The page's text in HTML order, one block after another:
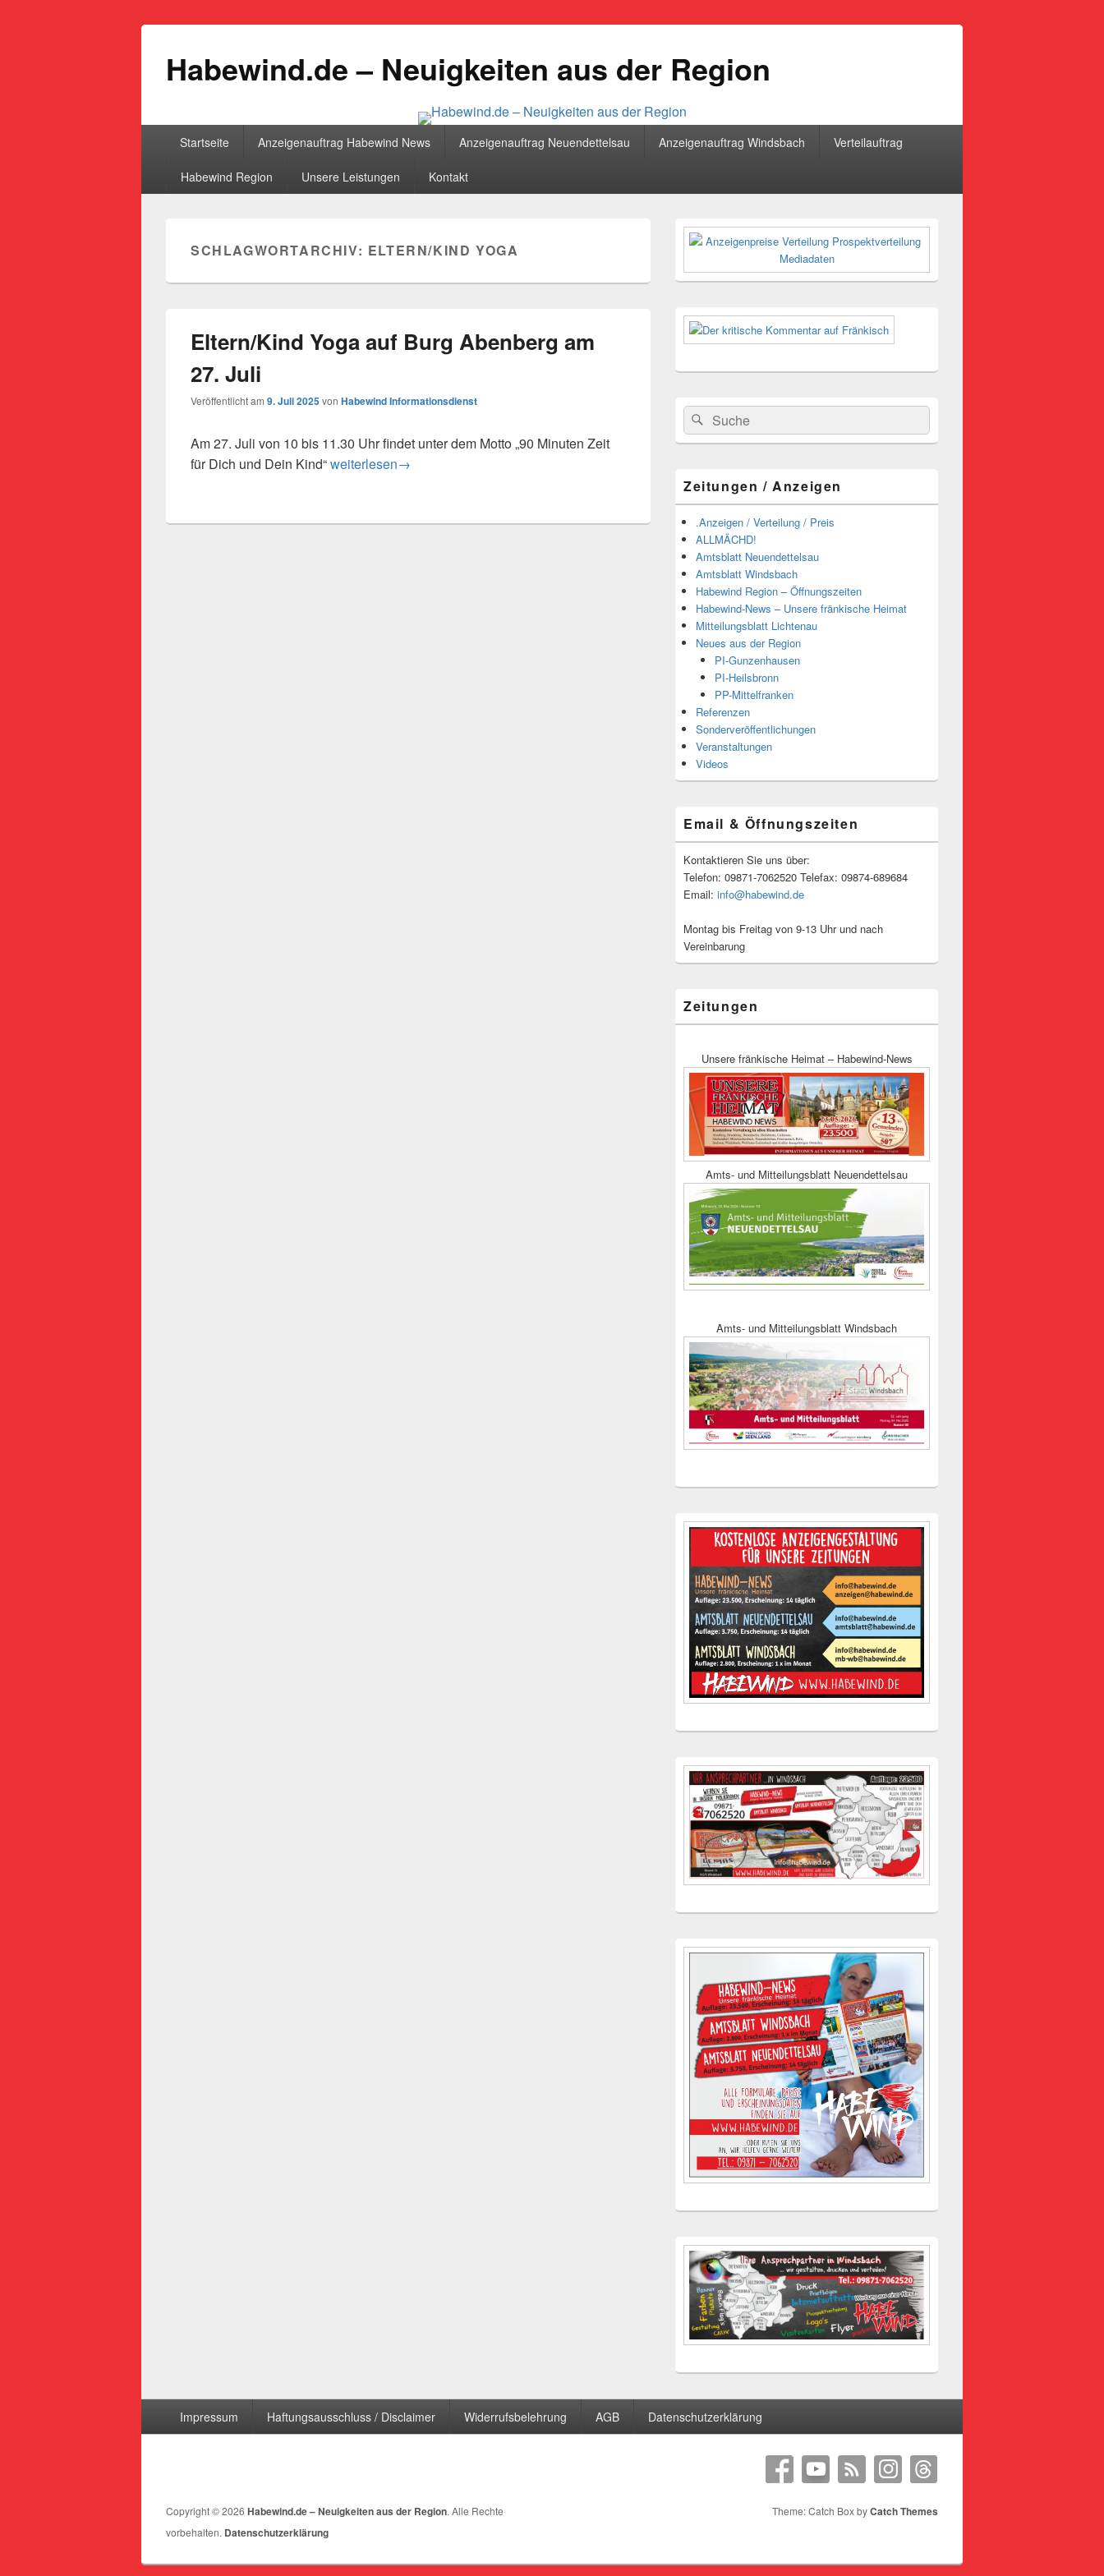
Habewind.de – Neuigkeiten aus der Region
Startseite Anzeigenauftrag Habewind News Anzeigenauftrag Neuendettelsau Anzeigenauftrag Windsbach Verteilauftrag
Habewind Region Unsere Leistungen Kontakt
SCHLAGWORTARCHIV: ELTERN/KIND YOGA
Eltern/Kind Yoga auf Burg Abenberg am
27. Juli
Veröffentlicht am 9. Juli 2025von Habewind Informationsdienst
Am 27. Juli von 10 bis 11.30 Uhr findet unter dem Motto „90 Minuten Zeit
für Dich und Dein Kind“Eltern/Kind Yoga auf Burg Abenberg am 27. Juli
weiterlesen→
Primärer
Seitenleisten-
Suchen
nach:
Suchen
Zeitungen / Anzeigen
.Anzeigen / Verteilung / Preis
ALLMÄCHD!
Amtsblatt Neuendettelsau
Amtsblatt Windsbach
Habewind Region – Öffnungszeiten
Habewind-News – Unsere fränkische Heimat
Mitteilungsblatt Lichtenau
Neues aus der Region
PI-Gunzenhausen
PI-Heilsbronn
PP-Mittelfranken
Referenzen
Sonderveröffentlichungen
Veranstaltungen
Videos
Email & Öffnungszeiten
Kontaktieren Sie uns über:
Telefon: 09871-7062520 Telefax: 09874-689684
Email: info@habewind.de
Montag bis Freitag von 9-13 Uhr und nach
Vereinbarung
Zeitungen
Unsere fränkische Heimat – Habewind-News
Amts- und Mitteilungsblatt Neuendettelsau
Amts- und Mitteilungsblatt Windsbach
Impressum Haftungsausschluss / Disclaimer Widerrufsbelehrung AGB Datenschutzerklärung
Copyright © 2026 Habewind.de – Neuigkeiten aus der Region. Alle Rechte
vorbehalten. Datenschutzerklärung
Theme: Catch Box byCatch Themes